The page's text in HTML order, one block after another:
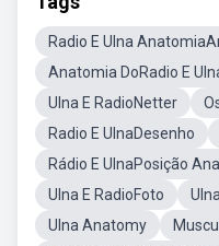
Radio E Ulna
Anatomia DoRadio E
Ulna E RadioNetter
Radio E UlnaDesenho
Rádio E UlnaPosição
Ulna E RadioFoto
Ulna Anatomy